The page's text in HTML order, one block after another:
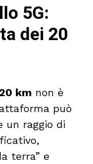
5G:
dei 20
20 km non è
può
un raggio di
terra” e